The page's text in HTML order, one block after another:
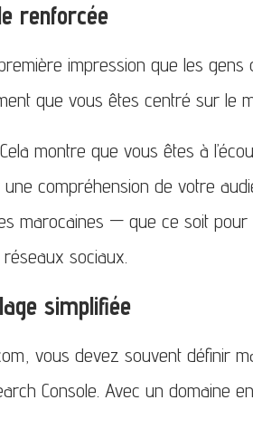
renforcée
impression que les gens
que vous êtes centré sur le
montre que vous êtes à
compréhension de votre
marocaines — que ce soit pour
sociaux.
simplifiée
vous devez souvent définir
Console. Avec un domaine